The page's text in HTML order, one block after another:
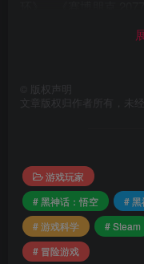
一款游戏在发售
待过大的时候，显然就
版权声明
文章版权归作者所有，未
游戏玩家
# 黑神话：悟空
# 黑
# 游戏科学
# Steam
# 冒险游戏